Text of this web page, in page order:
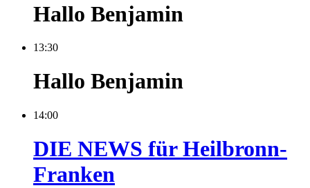
Hallo Benjamin
13:30
Hallo Benjamin
14:00
DIE NEWS für Heilbronn-
Franken